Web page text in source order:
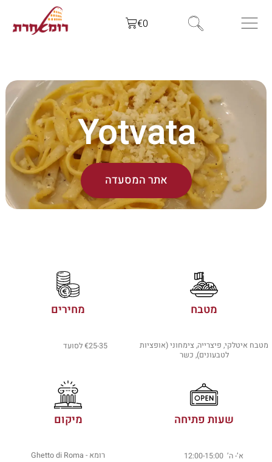
€0
Yotvata
אתר המסעדה
מטבח מחירים
מטבח איטלקי, פיצרייה, צימחוני (אופציות
לטבעונים), כשר
€25-35 לסועד
שעות פתיחה מיקום
א’- ה’ 12:00-15:00
רומא - Ghetto di Roma